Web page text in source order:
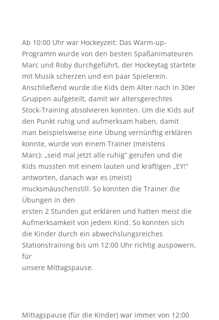
Ab 10:00 Uhr war Hockeyzeit: Das Warm-up-
Programm wurde von den besten Spaßanimateuren
Marc und Roby durchgeführt, der Hockeytag startete
mit Musik scherzen und ein paar Spielerein.
Anschließend wurde die Kids dem Alter nach in 30er
Gruppen aufgeteilt, damit wir altersgerechtes
Stock-Training absolvieren konnten. Um die Kids auf
den Punkt ruhig und aufmerksam haben, damit
man beispielsweise eine Übung vernünftig erklären
konnte, wurde von einem Trainer (meistens
Marc): „seid mal jetzt alle ruhig“ gerufen und die
Kids mussten mit einem lauten und kräftigen „EY!“
antworten, danach war es (meist)
mucksmäuschenstill. So konnten die Trainer die
Übungen in den
ersten 2 Stunden gut erklären und hatten meist die
Aufmerksamkeit von jedem Kind. So konnten sich
die Kinder durch ein abwechslungsreiches
Stationstraining bis um 12:00 Uhr richtig auspowern,
für
unsere Mittagspause.
Mittagspause (für die Kinder) war immer von 12:00